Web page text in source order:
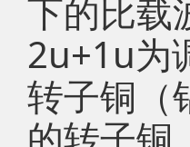
下的比载
2u+1u为
转子铜（